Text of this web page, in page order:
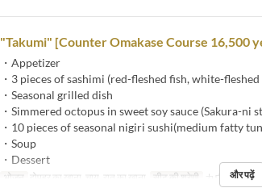
"Takumi" [Counter Omakase Course 16,500
・Appetizer
・3 pieces of sashimi (red-fleshed fish, white-fleshed
・Seasonal grilled dish
・Simmered octopus in sweet soy sauce (Sakura-ni
・10 pieces of seasonal nigiri sushi(medium fatty
・Soup
・Dessert
भोजन दोपहर का खाना, चाय, रात का खाना सीट की श्रेणी カウンター
और पढ़ें